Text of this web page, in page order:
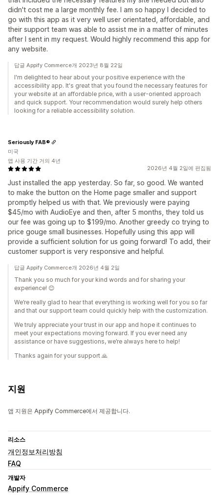
didn't cost me a large monthly fee. I am so happy I decided to
go with this app as it very well user orientated, affordable, and
their support team was able to assist me in a matter of minutes
after I sent in my request. Would highly recommend this app for
any website.
답글 Appify Commerce개 2023년 8월 22일
I'm delighted to hear about your positive experience with the
accessibility app. It's great that you found the necessary features for
your website at an affordable price, with a user-oriented approach
and quick support. Your recommendation would surely help others
looking for a reliable accessibility solution.
2026년 4월 2일에 편집됨
Just installed the app yesterday. So far, so good. We wanted
to make the button on the Home page smaller and support
promptly helped us with that. We previously were paying
$45/mo with AudioEye and then, after 5 months, they told us
our fee was going up to $199/mo. Another greedy co trying to
price gouge small businesses. Hopefully using this app will
provide a sufficient solution for us going forward! To add, their
customer support is very responsive and helpful.
Seriously FAB®
미국
앱 사용 기간 거의 4년
답글 Appify Commerce개 2026년 4월 2일
Thank you so much for your kind words and for sharing your
experience! 😊
We’re really glad to hear that everything is working well for you so far
and that our support team could quickly help with the customization.
We truly appreciate your trust in our app and hope it continues to
meet your expectations moving forward. If you ever need any
assistance or have suggestions, we’re always here to help!
Thanks again for your support 🙏
지원
앱 지원은 Appify Commerce에서 제공합니다.
리소스
개인정보처리방침
FAQ
개발자
Appify Commerce